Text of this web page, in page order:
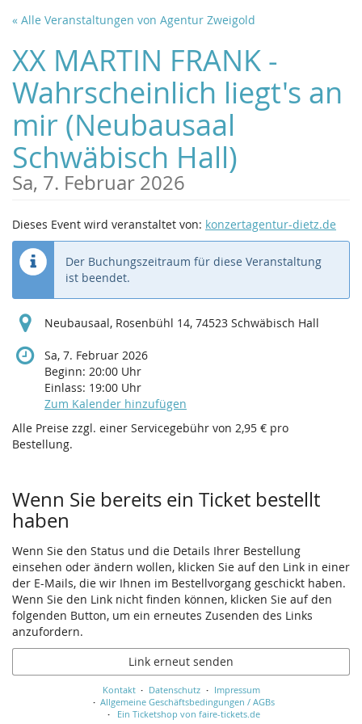
Zum
Inhalt
springen
« Alle Veranstaltungen von Agentur Zweigold
XX MARTIN FRANK -
Wahrscheinlich liegt's an
mir (Neubausaal
Schwäbisch Hall)
Sa, 7. Februar 2026
Dieses Event wird veranstaltet von: konzertagentur-dietz.de
Der Buchungszeitraum für diese Veranstaltung
ist beendet.
Neubausaal, Rosenbühl 14, 74523 Schwäbisch Hall
Sa, 7. Februar 2026
Beginn: 20:00 Uhr
Einlass: 19:00 Uhr
Zum Kalender hinzufügen
Alle Preise zzgl. einer Servicegebühr von 2,95 € pro
Bestellung.
Wenn Sie bereits ein Ticket bestellt
haben
Wenn Sie den Status und die Details Ihrer Bestellung
einsehen oder ändern wollen, klicken Sie auf den Link in einer
der E-Mails, die wir Ihnen im Bestellvorgang geschickt haben.
Wenn Sie den Link nicht finden können, klicken Sie auf den
folgenden Button, um ein erneutes Zusenden des Links
anzufordern.
Link erneut senden
Kontakt Datenschutz
Impressum
Allgemeine Geschäftsbedingungen / AGBs
Ein Ticketshop von faire-tickets.de